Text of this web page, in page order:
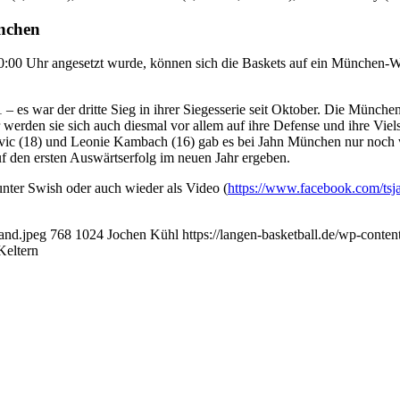
Uhr angesetzt wurde, können sich die Baskets auf ein
es war der dritte Sieg in ihrer Siegesserie seit Oktober. Die
sie sich auch diesmal vor allem auf ihre Defense und ihre
(18) und Leonie Kambach (16) gab es bei Jahn München nur
ersten Auswärtserfolg im neuen Jahr ergeben.
Swish oder auch wieder als Video (https://www.facebook.com/
768 1024 Jochen Kühl https://langen-basketball.de/wp-